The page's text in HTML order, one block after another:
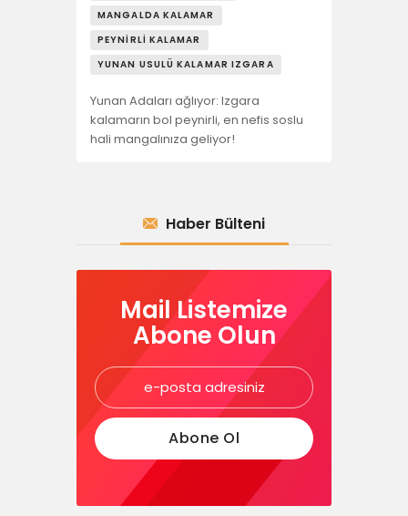
MANGALDA KALAMAR
PEYNIRLI KALAMAR
YUNAN USULÜ KALAMAR IZGARA
Yunan Adaları ağlıyor: Izgara
kalamarın bol peynirli, en nefis soslu
hali mangalınıza geliyor!
Haber Bülteni
Mail Listemize
Abone Olun